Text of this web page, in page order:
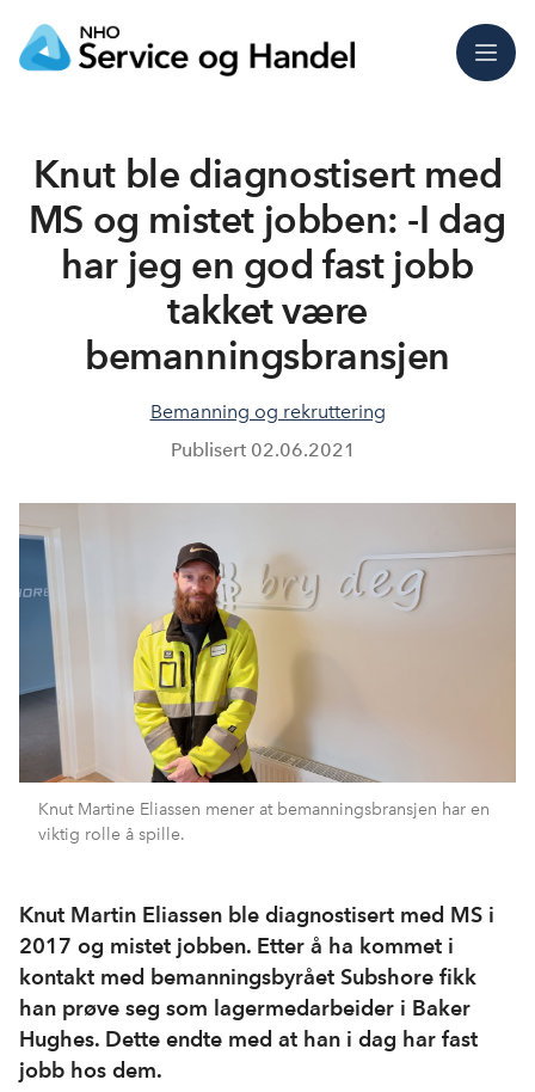
Meny
Knut ble diagnostisert med
MS og mistet jobben: -I dag
har jeg en god fast jobb
takket være
bemanningsbransjen
Bemanning og rekruttering
Publisert 02.06.2021
Knut Martine Eliassen mener at bemanningsbransjen har en
viktig rolle å spille.
Knut Martin Eliassen ble diagnostisert med MS i
2017 og mistet jobben. Etter å ha kommet i
kontakt med bemanningsbyrået Subshore fikk
han prøve seg som lagermedarbeider i Baker
Hughes. Dette endte med at han i dag har fast
jobb hos dem.